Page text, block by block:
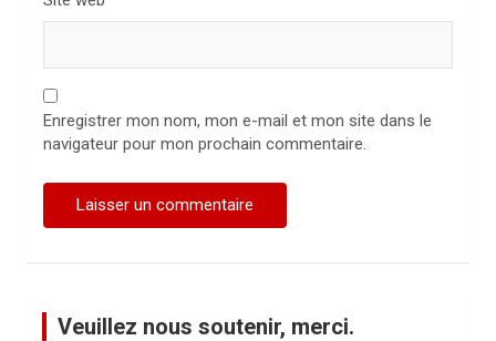
Enregistrer mon nom, mon e-mail et mon site dans le
navigateur pour mon prochain commentaire.
Veuillez nous soutenir, merci.